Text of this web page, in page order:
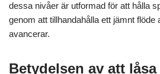
dessa nivåer är utformad för att hålla
genom att tillhandahålla ett jämnt flöde
avancerar.
Betydelsen av att